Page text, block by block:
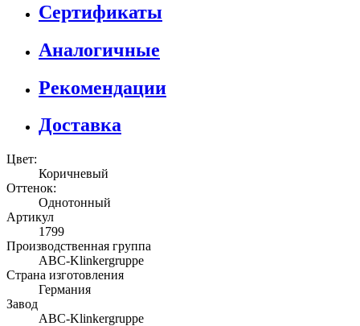
Сертификаты
Аналогичные
Рекомендации
Доставка
Цвет:
Коричневый
Оттенок:
Однотонный
Артикул
1799
Производственная группа
ABC-Klinkergruppe
Страна изготовления
Германия
Завод
ABC-Klinkergruppe